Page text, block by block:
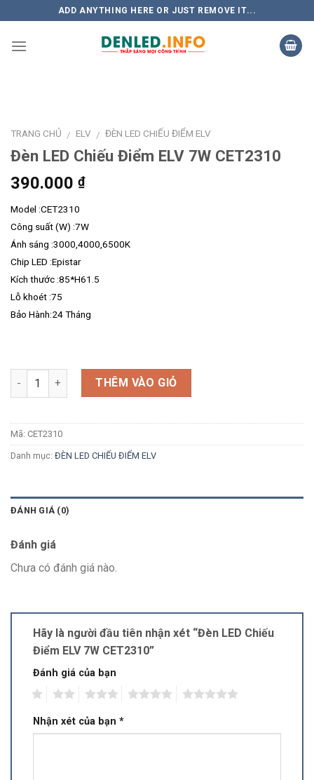
to
content
ADD ANYTHING HERE OR JUST REMOVE IT...
TRANG CHỦ / ELV / ĐÈN LED CHIẾU ĐIỂM ELV
Đèn LED Chiếu Điểm ELV 7W CET2310
390.000 ₫
Model :CET2310
Công suất (W) :7W
Ánh sáng :3000,4000,6500K
Chip LED :Epistar
Kích thước :85*H61.5
Lỗ khoét :75
Bảo Hành:24 Tháng
Số lượng THÊM VÀO GIỎ
Mã: CET2310
Danh mục: ĐÈN LED CHIẾU ĐIỂM ELV
ĐÁNH GIÁ (0)
Đánh giá
Chưa có đánh giá nào.
Hãy là người đầu tiên nhận xét “Đèn LED Chiếu
Điểm ELV 7W CET2310”
Đánh giá của bạn
Nhận xét của bạn *